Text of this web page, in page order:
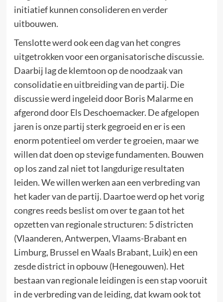
initiatief kunnen consolideren en verder
uitbouwen.
Tenslotte werd ook een dag van het congres
uitgetrokken voor een organisatorische discussie.
Daarbij lag de klemtoon op de noodzaak van
consolidatie en uitbreiding van de partij. Die
discussie werd ingeleid door Boris Malarme en
afgerond door Els Deschoemacker. De afgelopen
jaren is onze partij sterk gegroeid en er is een
enorm potentieel om verder te groeien, maar we
willen dat doen op stevige fundamenten. Bouwen
op los zand zal niet tot langdurige resultaten
leiden. We willen werken aan een verbreding van
het kader van de partij. Daartoe werd op het vorig
congres reeds beslist om over te gaan tot het
opzetten van regionale structuren: 5 districten
(Vlaanderen, Antwerpen, Vlaams-Brabant en
Limburg, Brussel en Waals Brabant, Luik) en een
zesde district in opbouw (Henegouwen). Het
bestaan van regionale leidingen is een stap vooruit
in de verbreding van de leiding, dat kwam ook tot